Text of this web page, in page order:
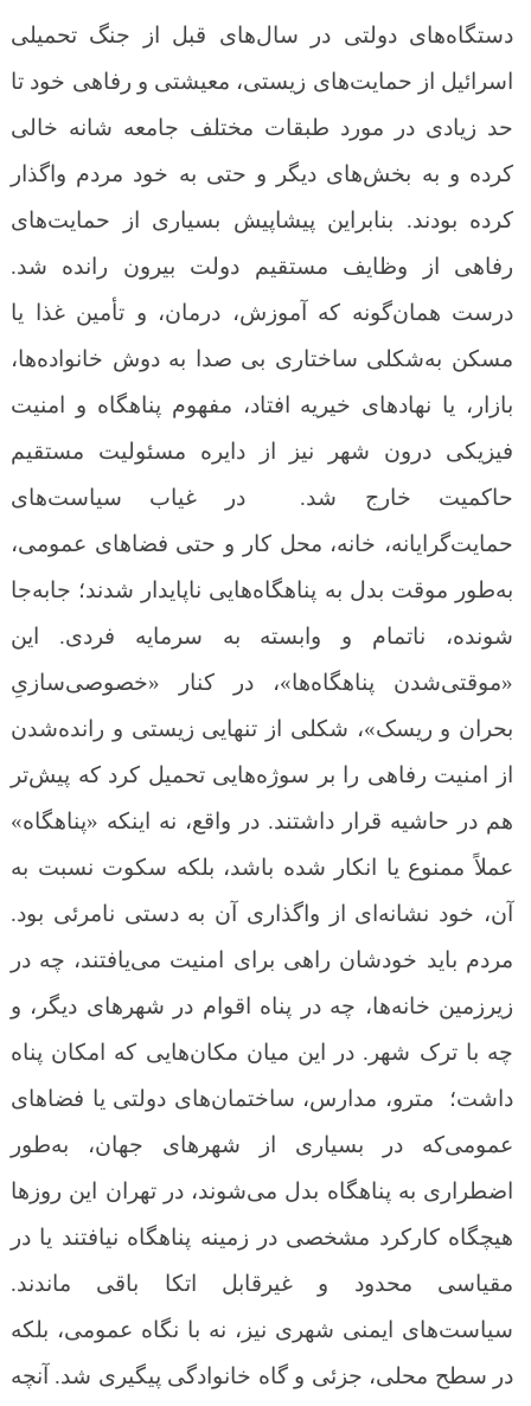
دستگاه‌های دولتی در سال‌های قبل از جنگ تحمیلی
اسرائیل از حمایت‌های زیستی، معیشتی و رفاهی خود تا
حد زیادی در مورد طبقات مختلف جامعه شانه خالی
کرده و به بخش‌های دیگر و حتی به خود مردم واگذار
کرده بودند. بنابراین پیشاپیش بسیاری از حمایت‌های
رفاهی از وظایف مستقیم دولت بیرون رانده شد.
درست همان‌گونه که آموزش، درمان، و تأمین غذا یا
مسکن به‌شکلی ساختاری بی صدا به دوش خانواده‌ها،
بازار، یا نهادهای خیریه افتاد، مفهوم پناهگاه و امنیت
فیزیکی درون شهر نیز از دایره مسئولیت مستقیم
حاکمیت خارج شد. در غیاب سیاست‌های
حمایت‌گرایانه، خانه، محل کار و حتی فضاهای عمومی،
به‌طور موقت بدل به پناهگاه‌هایی ناپایدار شدند؛ جابه‌جا
شونده، ناتمام و وابسته به سرمایه فردی. این
«موقتی‌شدن پناهگاه‌ها»، در کنار «خصوصی‌سازیِ
بحران و ریسک»، شکلی از تنهایی زیستی و رانده‌شدن
از امنیت رفاهی را بر سوژه‌هایی تحمیل کرد که پیش‌تر
هم در حاشیه قرار داشتند. در واقع، نه اینکه «پناهگاه»
عملاً ممنوع یا انکار شده باشد، بلکه سکوت نسبت به
آن، خود نشانه‌ای از واگذاری آن به دستی نامرئی بود.
مردم باید خودشان راهی برای امنیت می‌یافتند، چه در
زیرزمین خانه‌ها، چه در پناه اقوام در شهرهای دیگر، و
چه با ترک شهر. در این میان مکان‌هایی که امکان پناه
داشت؛ مترو، مدارس، ساختمان‌های دولتی یا فضاهای
عمومی‌که در بسیاری از شهرهای جهان، به‌طور
اضطراری به پناهگاه بدل می‌شوند، در تهران این روزها
هیچگاه کارکرد مشخصی در زمینه پناهگاه نیافتند یا در
مقیاسی محدود و غیرقابل اتکا باقی ماندند.
سیاست‌های ایمنی شهری نیز، نه با نگاه عمومی، بلکه
در سطح محلی، جزئی و گاه خانوادگی پیگیری شد. آنچه